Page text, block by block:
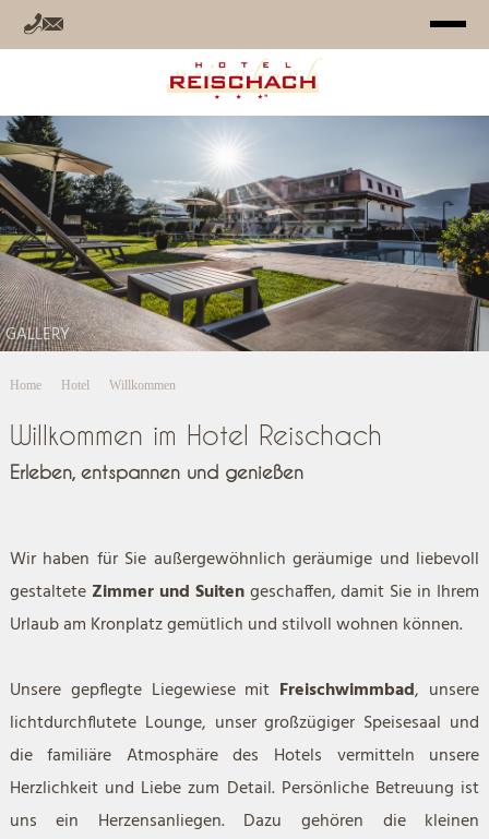
HOTEL
ZIMMER
ANGEBOTE
RELAX
SOMMER
WINTER
INFO
GALLERY
Home Hotel Willkommen
Willkommen im Hotel Reischach
Erleben, entspannen und genießen
Wir haben für Sie außergewöhnlich geräumige und liebevoll
gestaltete Zimmer und Suitengeschaffen, damit Sie in Ihrem
Urlaub am Kronplatz gemütlich und stilvoll wohnen können.
Unsere gepflegte Liegewiese mit Freischwimmbad, unsere
lichtdurchflutete Lounge, unser großzügiger Speisesaal und
die familiäre Atmosphäre des Hotels vermitteln unsere
Herzlichkeit und Liebe zum Detail. Persönliche Betreuung ist
uns ein Herzensanliegen. Dazu gehören die kleinen